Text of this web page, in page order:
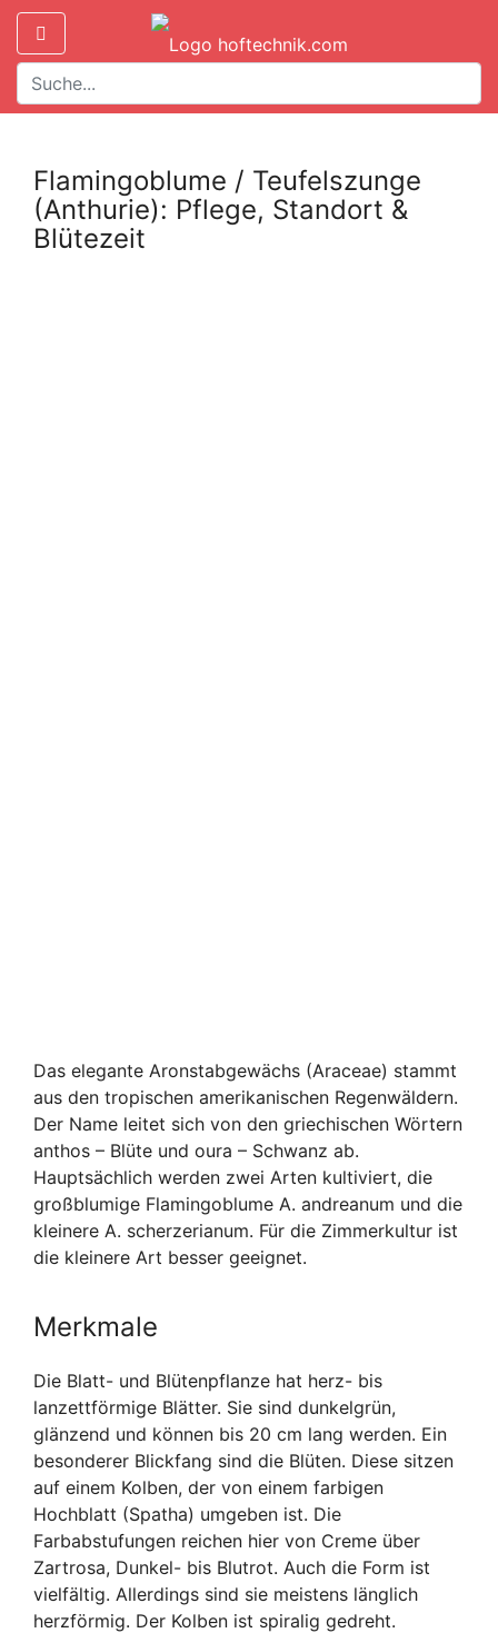
Flamingoblume / Teufelszunge
(Anthurie): Pflege, Standort &
Blütezeit
Das elegante Aronstabgewächs (Araceae) stammt
aus den tropischen amerikanischen Regenwäldern.
Der Name leitet sich von den griechischen Wörtern
anthos – Blüte und oura – Schwanz ab.
Hauptsächlich werden zwei Arten kultiviert, die
großblumige Flamingoblume A. andreanum und die
kleinere A. scherzerianum. Für die Zimmerkultur ist
die kleinere Art besser geeignet.
Merkmale
Die Blatt- und Blütenpflanze hat herz- bis
lanzettförmige Blätter. Sie sind dunkelgrün,
glänzend und können bis 20 cm lang werden. Ein
besonderer Blickfang sind die Blüten. Diese sitzen
auf einem Kolben, der von einem farbigen
Hochblatt (Spatha) umgeben ist. Die
Farbabstufungen reichen hier von Creme über
Zartrosa, Dunkel- bis Blutrot. Auch die Form ist
vielfältig. Allerdings sind sie meistens länglich
herzförmig. Der Kolben ist spiralig gedreht.